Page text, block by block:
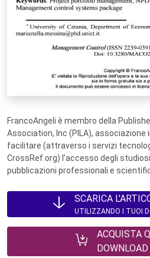
FrancoAngeli è membro della
Association, Inc (PILA),
facilitare (attraverso i servizi
CrossRef.org) l’accesso degli
pubblicazioni professionali e
SCARICA
UTILIZZANDO I TUOI
ACQUISTA